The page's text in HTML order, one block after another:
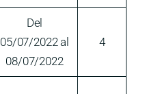
Del
05/07/2022 al
08/07/2022
4